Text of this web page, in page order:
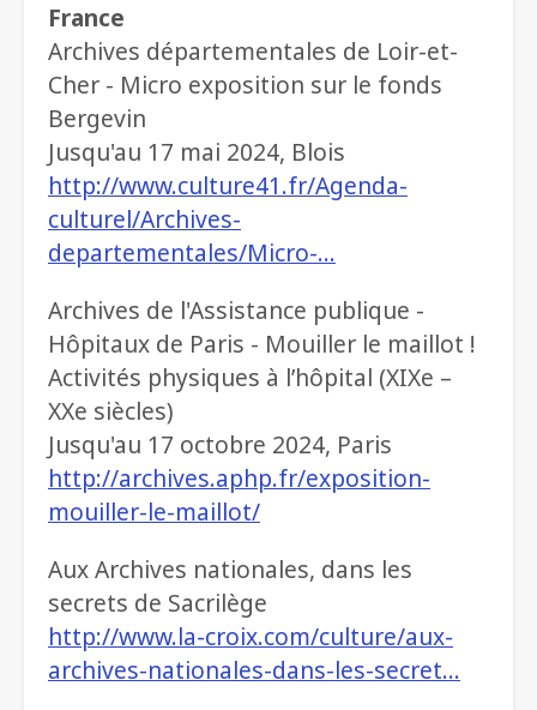
France
Archives départementales de Loir-et-
Cher - Micro exposition sur le fonds
Bergevin
Jusqu'au 17 mai 2024, Blois
http://www.culture41.fr/Agenda-
culturel/Archives-
departementales/Micro-…
Archives de l'Assistance publique -
Hôpitaux de Paris - Mouiller le maillot !
Activités physiques à l’hôpital (XIXe –
XXe siècles)
Jusqu'au 17 octobre 2024, Paris
http://archives.aphp.fr/exposition-
mouiller-le-maillot/
Aux Archives nationales, dans les
secrets de Sacrilège
http://www.la-croix.com/culture/aux-
archives-nationales-dans-les-secret…